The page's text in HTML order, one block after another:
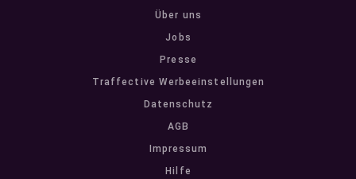
Über uns
Jobs
Presse
Traffective Werbeeinstellungen
Datenschutz
AGB
Impressum
Hilfe